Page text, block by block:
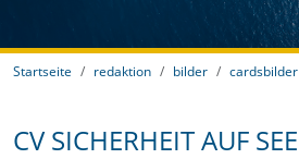
Startseite redaktion bilder cardsbilder
CV SICHERHEIT AUF SEE